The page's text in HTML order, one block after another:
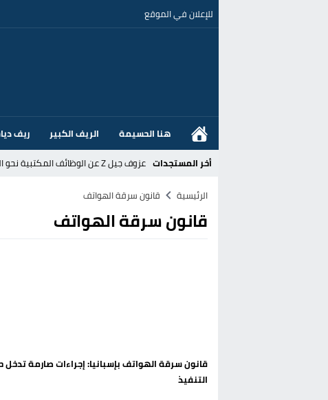
للإعلان في الموقع
هنا الحسيمة الريف الكبير ريف
أخر المستجدات عزوف جيل Z عن الوظائف المكتبية نحو المهن الحرفية: تحول اجتماعي يسائل نجاعة السياسات العمومية بالمغرب
القضاء الإسباني يفتح تحقيقا في
هل قطع أخنوش عطلته بأمر من الملك
الرئيسية قانون سرقة الهواتف
قانون سرقة الهواتف
قانون سرقة الهواتف بإسبانيا: إجراءات صارمة تدخل
التنفيذ